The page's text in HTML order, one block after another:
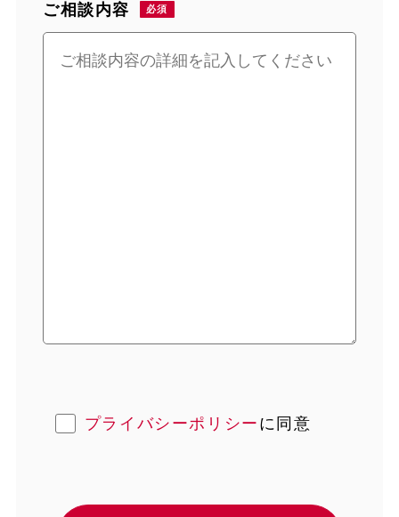
ご相談内容
プライバシーポリシー に同意